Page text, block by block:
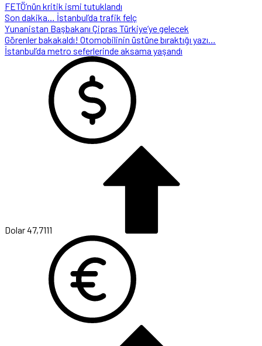
FETÖ’nün kritik ismi tutuklandı
Son dakika… İstanbul’da trafik felç
Yunanistan Başbakanı Çipras Türkiye’ye gelecek
Görenler bakakaldı! Otomobilinin üstüne bıraktığı yazı…
İstanbul’da metro seferlerinde aksama yaşandı
Dolar47,7111